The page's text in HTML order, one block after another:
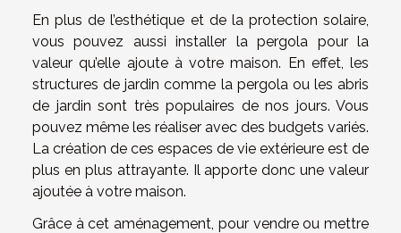
En plus de l’esthétique et de la protection solaire,
vous pouvez aussi installer la pergola pour la
valeur qu’elle ajoute à votre maison. En effet, les
structures de jardin comme la pergola ou les abris
de jardin sont très populaires de nos jours. Vous
pouvez même les réaliser avec des budgets variés.
La création de ces espaces de vie extérieure est de
plus en plus attrayante. Il apporte donc une valeur
ajoutée à votre maison.
Grâce à cet aménagement, pour vendre ou mettre